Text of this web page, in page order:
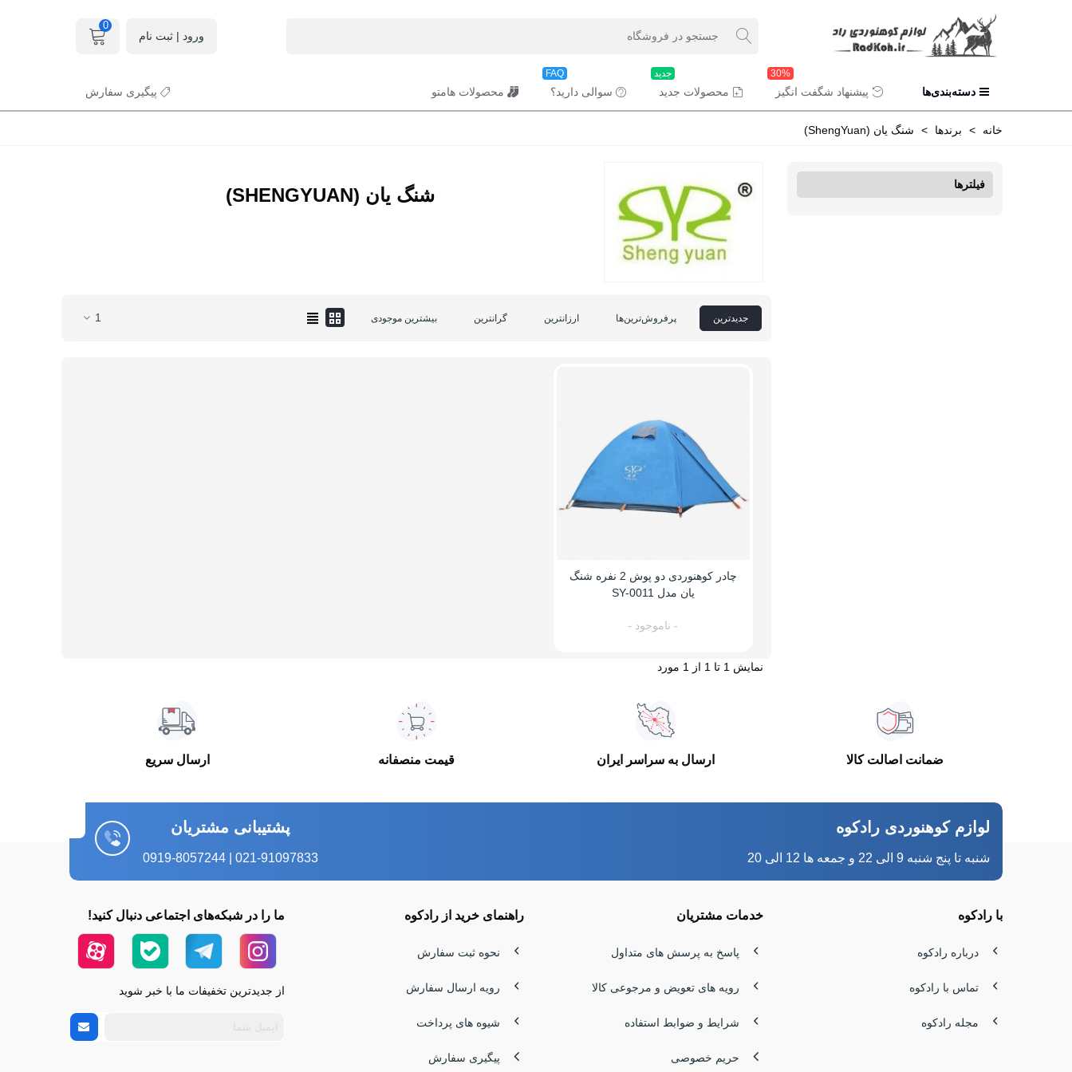
ورود | ثبت نام
0
دسته‌بندی‌ها پیشنهاد شگفت انگیز
30%
محصولات جدید
جدید
سوالی دارید؟
FAQ
محصولات هامتو پیگیری سفارش
خانه > برندها > شنگ یان (ShengYuan)
فیلترها شنگ یان (SHENGYUAN)
جدیدترین پرفروش‌ترین‌ها ارزانترین گرانترین بیشترین موجودی 1
چادر کوهنوردی دو پوش 2 نفره شنگ
یان مدل SY-0011
- ناموجود -
نمایش 1 تا 1 از 1 مورد
ضمانت اصالت کالا ارسال به سراسر ایران قیمت منصفانه ارسال سریع
لوازم کوهنوردی رادکوه
شنبه تا پنج شنبه 9 الی 22 و جمعه ها 12 الی 20
پشتیبانی مشتریان
021-91097833 | 0919-8057244
با رادکوه
درباره رادکوه
تماس با رادکوه
مجله رادکوه
خدمات مشتریان
پاسخ به پرسش های متداول
رویه های تعویض و مرجوعی کالا
شرایط و ضوابط استفاده
حریم خصوصی
راهنمای خرید از رادکوه
نحوه ثبت سفارش
رویه ارسال سفارش
شیوه های پرداخت
پیگیری سفارش
ما را در شبکه‌های اجتماعی دنبال کنید!
از جدیدترین تخفیفات ما با خبر شوید